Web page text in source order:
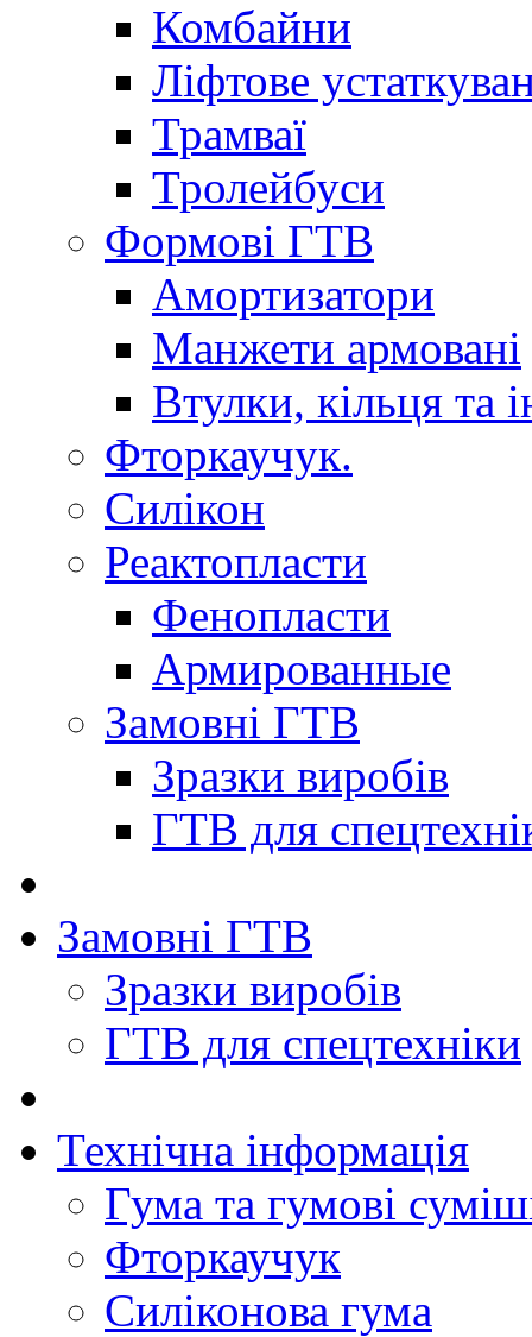
Комбайни
Ліфтове
Трамваї
Тролейбуси
Формові ГТВ
Амортизатори
Манжети армовані
Втулки, кільця та
Фторкаучук.
Силікон
Реактопласти
Фенопласти
Армированные
Замовні ГТВ
Зразки виробів
ГТВ для
Замовні ГТВ
Зразки виробів
ГТВ для спецтехніки
Технічна інформація
Гума та гумові
Фторкаучук
Силіконова гума